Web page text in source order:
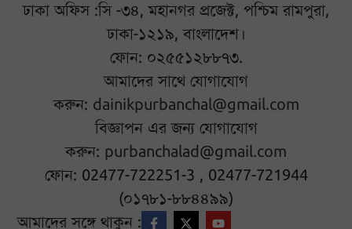
ঢাকা অফিস :সি -৩৪, মহানগর প্রজেক্ট, পশ্চিম রামপুরা,
ঢাকা-১২১৯, বাংলাদেশ।
ফোন: ০২৫৫১২৮৮৭৩.
আমাদের সাথে যোগাযোগ
করুন: dainikpurbanchal@gmail.com
বিজ্ঞাপন এর জন্য যোগাযোগ
করুন: purbanchalad@gmail.com
ফোন: 02477-722251-3 , 02477-721944
(০১৭৮১-৮৮৪৪৯৯)
আমাদের সঙ্গে থাকুন :